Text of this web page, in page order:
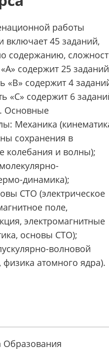
работы
включает 45 заданий,
содержанию,
содержит 25 заданий
«B» содержит 4
«C» содержит 6
Основные
Механика
сохранения в
колебания и волны);
динамика);
СТО (электрическое
поле,
электромагнитные
основы СТО);
волновой
атомного ядра).